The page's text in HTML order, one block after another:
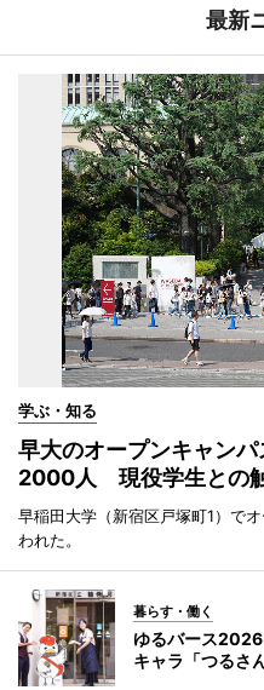
最新
学ぶ・知る
早大のオープンキャン
2000人 現役学生との
早稲田大学（新宿区戸塚町1）で
われた。
暮らす・働く
ゆるバース
キャラ「つるさ